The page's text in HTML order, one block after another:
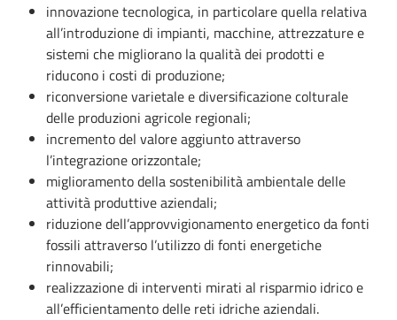
innovazione tecnologica, in particolare quella relativa
all’introduzione di impianti, macchine, attrezzature e
sistemi che migliorano la qualità dei prodotti e
riducono i costi di produzione;
riconversione varietale e diversificazione colturale
delle produzioni agricole regionali;
incremento del valore aggiunto attraverso
l’integrazione orizzontale;
miglioramento della sostenibilità ambientale delle
attività produttive aziendali;
riduzione dell’approvvigionamento energetico da fonti
fossili attraverso l’utilizzo di fonti energetiche
rinnovabili;
realizzazione di interventi mirati al risparmio idrico e
all’efficientamento delle reti idriche aziendali.